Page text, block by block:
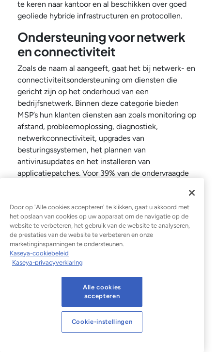
te keren naar kantoor en al beschikken over goed
geoliede hybride infrastructuren en protocollen.
Ondersteuning voor netwerk
en connectiviteit
Zoals de naam al aangeeft, gaat het bij netwerk- en
connectiviteitsondersteuning om diensten die
gericht zijn op het onderhoud van een
bedrijfsnetwerk. Binnen deze categorie bieden
MSP’s hun klanten diensten aan zoals monitoring op
afstand, probleemoplossing, diagnostiek,
netwerkconnectiviteit, upgrades van
besturingssystemen, het plannen van
antivirusupdates en het installeren van
applicatiepatches. Voor 39% van de ondervraagde
afgelopen 12 maanden gestegen.
SOC-diensten
Een SOC is een interne of externe faciliteit waar
een informatiebeveiligingsteam is gestationeerd dat
24 uur per dag, 7 dagen per week en 365 dagen per
opsporen, analyseren en reageren op
cyberbeveiligingsincidenten. In wezen detecteren
verdedigingsmechanismen op en elimineren ze deze
Door op 'Alle cookies accepteren' te klikken, gaat u akkoord met
het opslaan van cookies op uw apparaat om de navigatie op de
website te verbeteren, het gebruik van de website te analyseren,
de prestaties van de website te verbeteren en onze
marketinginspanningen te ondersteunen.
Kaseya-cookiebeleid
Kaseya-privacyverklaring
Alle cookies
accepteren
Cookie-instellingen